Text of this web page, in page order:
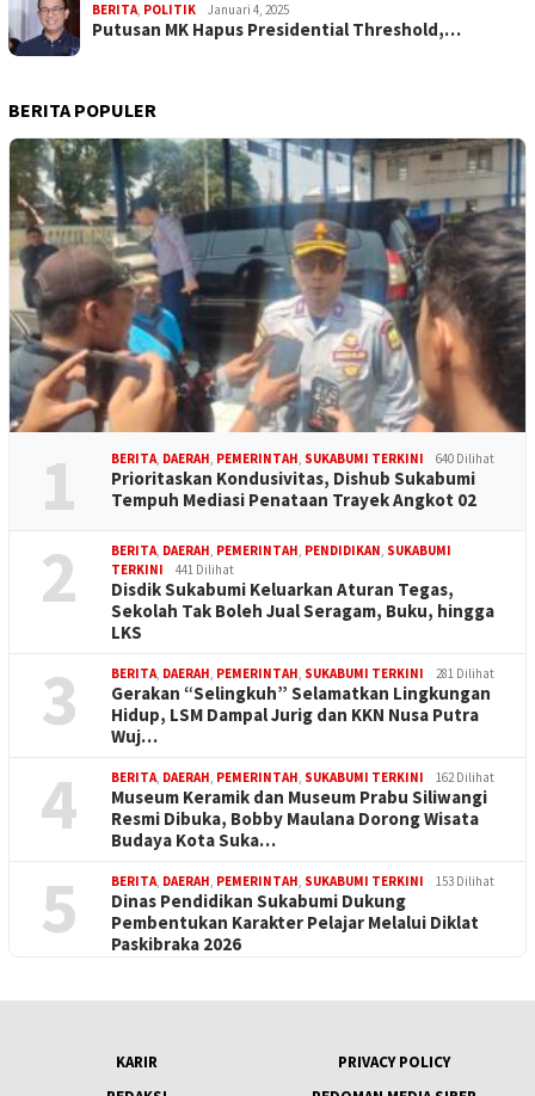
BERITA, POLITIK Januari 4, 2025
Putusan MK Hapus Presidential Threshold,…
BERITA POPULER
1 BERITA, DAERAH, PEMERINTAH, SUKABUMI TERKINI 640 Dilihat
Prioritaskan Kondusivitas, Dishub Sukabumi
Tempuh Mediasi Penataan Trayek Angkot 02
2 BERITA, DAERAH, PEMERINTAH, PENDIDIKAN, SUKABUMI
TERKINI
441 Dilihat
Disdik Sukabumi Keluarkan Aturan Tegas,
Sekolah Tak Boleh Jual Seragam, Buku, hingga
LKS
3 BERITA, DAERAH, PEMERINTAH, SUKABUMI TERKINI 281 Dilihat
Gerakan “Selingkuh” Selamatkan Lingkungan
Hidup, LSM Dampal Jurig dan KKN Nusa Putra
Wuj…
4 BERITA, DAERAH, PEMERINTAH, SUKABUMI TERKINI 162 Dilihat
Museum Keramik dan Museum Prabu Siliwangi
Resmi Dibuka, Bobby Maulana Dorong Wisata
Budaya Kota Suka…
5 BERITA, DAERAH, PEMERINTAH, SUKABUMI TERKINI 153 Dilihat
Dinas Pendidikan Sukabumi Dukung
Pembentukan Karakter Pelajar Melalui Diklat
Paskibraka 2026
KARIR
PRIVACY POLICY